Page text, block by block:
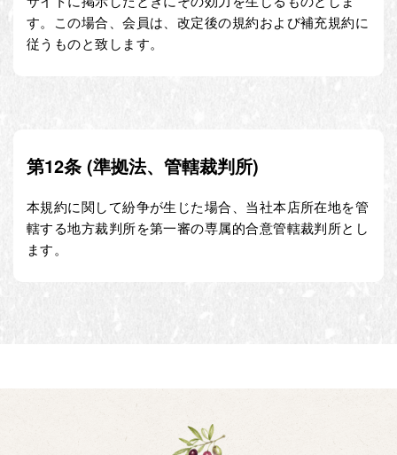
す。この場合、会員は、改定後の規約および補充規約に
従うものと致します。
第12条 (準拠法、管轄裁判所)
本規約に関して紛争が生じた場合、当社本店所在地を管
轄する地方裁判所を第一審の専属的合意管轄裁判所とし
ます。